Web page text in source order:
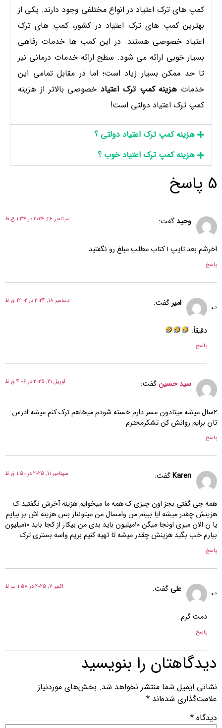
کمپ های ترک اعتیاد در انواع مختلفی وجود دارند. یکی از
بهترین کمپ های ترک اعتیاد در کشور، کمپ های ترک
اعتیاد خصوصی هستند. در این کمپ ها خدمات رفاهی
بسیار خوبی ارائه می شود. سطح ارائه خدمات درمانی نیز
تا حد ممکن بسیار زیاد است؛ اما در مقابل تمامی این
خدمات هزینه کمپ ترک اعتیاد خصوصی بالاتر از هزینه
کمپ ترک اعتیاد دولتی است!
هزینه کمپ ترک اعتیاد دولتی ؟
هزینه کمپ ترک اعتیاد خوب ؟
5 پاسخ
وحیدگفت: سپتامبر 26, 2024 در 1:34 ق.ظ
اخرشم بعد تایپ ۱ کتاب مطلب مبلغ رو نگفتید
پاسخ
امیر گفت: دسامبر 18, 2024 در 12:02 ق.ظ
دقيقأ.
پاسخ
سید حسینگفت: آوریل 21, 2025 در 4:06 ق.ظ
۲سال میشه میتادون مسر دارم خسته شودم میخاهم ترک کنم میشه ادرس
تان برایم روانش کن تشکرمحترم
پاسخ
Karenگفت: سپتامبر 11, 2025 در 1:50 ق.ظ
همه چی گفتی بجز اون چیزی ک همه ما میخوایم هزینه آخرش نگفتید ک
هزینش چقدر میشه ایا ببینم من وامسال من میتونناز بس هزینه اش بر بیایم
یا ن الان میری اونجا میگن ۱۰میلیون باید بدی من بیکار از کجا باید ۱۰میلیون
بیارم خب بگید هزینش چقدر میشه تا تهیه کنیم بریم واسه بستری ترک
پاسخ
علی گفت: اکتبر 7, 2025 در 1:58 ب.ظ
دمت گرم
پاسخ
دیدگاهتان را بنویسید
نشانی ایمیل شما منتشر نخواهد شد. بخش‌های موردنیاز
علامت‌گذاری شده‌اند *
دیدگاه *